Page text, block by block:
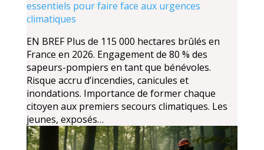
essentiels pour faire face aux urgences
climatiques
EN BREF Plus de 115 000 hectares brûlés en
France en 2026. Engagement de 80 % des
sapeurs-pompiers en tant que bénévoles.
Risque accru d’incendies, canicules et
inondations. Importance de former chaque
citoyen aux premiers secours climatiques. Les
jeunes, exposés…